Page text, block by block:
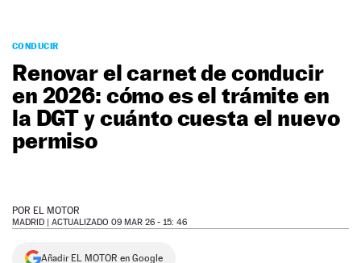
PODCAST
MOTOS
TECNOLOGÍA
SUPERCOCHES
PREMIOS
NEWSLETTER
SÍGUENOS
CONDUCIR
Renovar el carnet de conducir
en 2026: cómo es el trámite en
la DGT y cuánto cuesta el nuevo
permiso
POR EL MOTOR
MADRID | ACTUALIZADO 09 MAR 26 - 15: 46
Añadir EL MOTOR en Google